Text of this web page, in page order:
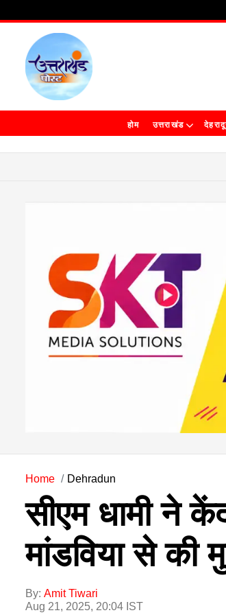
होम उत्तराखंड
Home Dehradun
सीएम धामी ने
मांडविया से की
By: Amit Tiwari
Aug 21, 2025, 20:04 IST